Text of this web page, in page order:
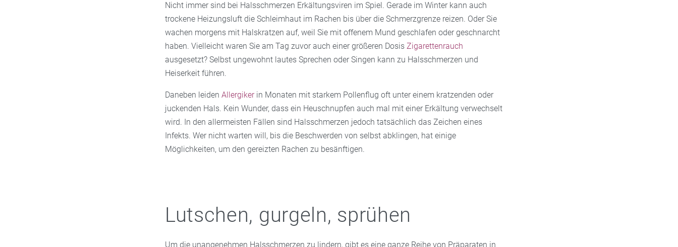
Nicht immer sind bei Halsschmerzen Erkältungsviren im Spiel. Gerade im Winter kann auch
trockene Heizungsluft die Schleimhaut im Rachen bis über die Schmerzgrenze reizen. Oder Sie
wachen morgens mit Halskratzen auf, weil Sie mit offenem Mund geschlafen oder geschnarcht
haben. Vielleicht waren Sie am Tag zuvor auch einer größeren Dosis Zigarettenrauch
ausgesetzt? Selbst ungewohnt lautes Sprechen oder Singen kann zu Halsschmerzen und
Heiserkeit führen.
Daneben leiden Allergikerin Monaten mit starkem Pollenflug oft unter einem kratzenden oder
juckenden Hals. Kein Wunder, dass ein Heuschnupfen auch mal mit einer Erkältung verwechselt
wird. In den allermeisten Fällen sind Halsschmerzen jedoch tatsächlich das Zeichen eines
Infekts. Wer nicht warten will, bis die Beschwerden von selbst abklingen, hat einige
Möglichkeiten, um den gereizten Rachen zu besänftigen.
Lutschen, gurgeln, sprühen
Um die unangenehmen Halsschmerzen zu lindern, gibt es eine ganze Reihe von Präparaten in